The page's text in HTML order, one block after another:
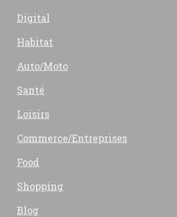
Digital
Habitat
Auto/Moto
Santé
Loisirs
Commerce/Entreprises
Food
Shopping
Blog